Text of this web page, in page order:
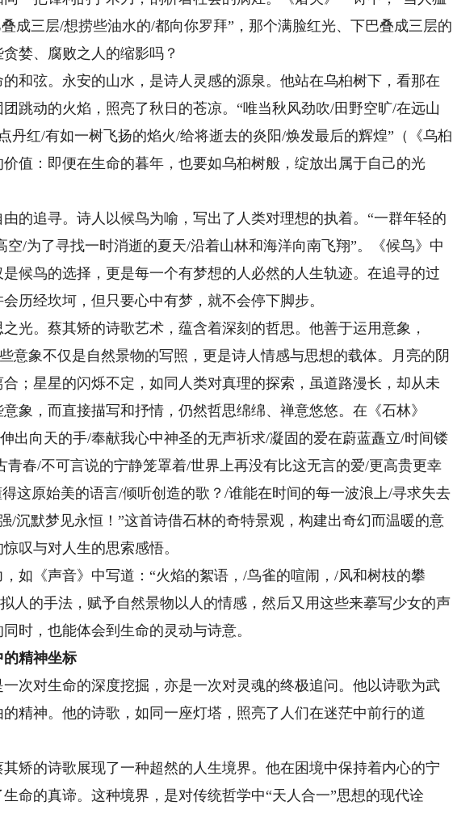
成三层/想捞些油水的/都向你罗拜”，那个满脸红光、下巴叠成三层的
婪、腐败之人的缩影吗？
弦。永安的山水，是诗人灵感的源泉。他站在乌桕树下，看那在
跳动的火焰，照亮了秋日的苍凉。“唯当秋风劲吹/田野空旷/在远山
丹红/有如一树飞扬的焰火/给将逝去的炎阳/焕发最后的辉煌”（《乌桕
值：即便在生命的暮年，也要如乌桕树般，绽放出属于自己的光
追寻。诗人以候鸟为喻，写出了人类对理想的执着。“一群年轻的
/为了寻找一时消逝的夏天/沿着山林和海洋向南飞翔”。《候鸟》中
候鸟的选择，更是每一个有梦想的人必然的人生轨迹。在追寻的过
历经坎坷，但只要心中有梦，就不会停下脚步。
。蔡其矫的诗歌艺术，蕴含着深刻的哲思。他善于运用意象，
意象不仅是自然景物的写照，更是诗人情感与思想的载体。月亮的阴
；星星的闪烁不定，如同人类对真理的探索，虽道路漫长，却从未
象，而直接描写和抒情，仍然哲思绵绵、禅意悠悠。在《石林》
出向天的手/奉献我心中神圣的无声祈求/凝固的爱在蔚蓝矗立/时间镂
青春/不可言说的宁静笼罩着/世界上再没有比这无言的爱/更高贵更幸
这原始美的语言/倾听创造的歌？/谁能在时间的每一波浪上/寻求失去
沉默梦见永恒！”这首诗借石林的奇特景观，构建出奇幻而温暖的意
叹与对人生的思索感悟。
《声音》中写道：“火焰的絮语，/鸟雀的喧闹，/风和树枝的攀
人的手法，赋予自然景物以人的情感，然后又用这些来摹写少女的声
时，也能体会到生命的灵动与诗意。
精神坐标
对生命的深度挖掘，亦是一次对灵魂的终极追问。他以诗歌为武
精神。他的诗歌，如同一座灯塔，照亮了人们在迷茫中前行的道
的诗歌展现了一种超然的人生境界。他在困境中保持着内心的宁
命的真谛。这种境界，是对传统哲学中“天人合一”思想的现代诠